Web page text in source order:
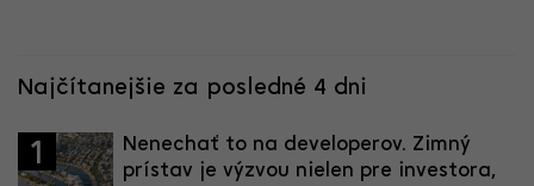
Najčítanejšie za posledné 4 dni
1
Nenechať to na developerov. Zimný
prístav je výzvou nielen pre investora,